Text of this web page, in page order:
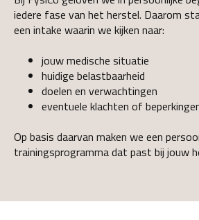
iedere fase van het herstel. Daarom
een intake waarin we kijken naar:
jouw medische situatie
huidige belastbaarheid
doelen en verwachtingen
eventuele klachten of
Op basis daarvan maken we een
trainingsprogramma dat past bij jouw